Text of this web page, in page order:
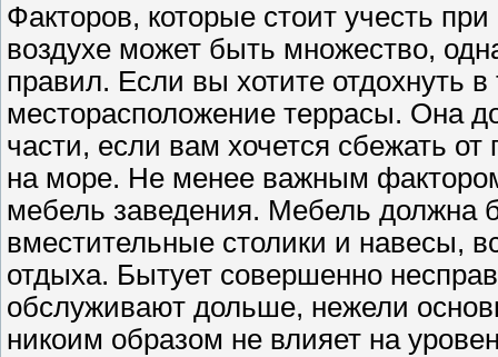
Факторов, которые стоит учесть
воздухе может быть множество,
правил. Если вы хотите отдохнуть
месторасположение террасы. Она
части, если вам хочется сбежать
на море. Не менее важным
мебель заведения. Мебель должна
вместительные столики и навесы,
отдыха. Бытует совершенно
обслуживают дольше, нежели
никоим образом не влияет на